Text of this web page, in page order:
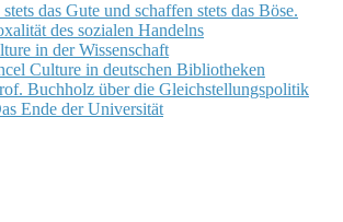
das Gute und schaffen stets das Böse.
des sozialen Handelns
in der Wissenschaft
Culture in deutschen Bibliotheken
Buchholz über die Gleichstellungspolitik
Ende der Universität